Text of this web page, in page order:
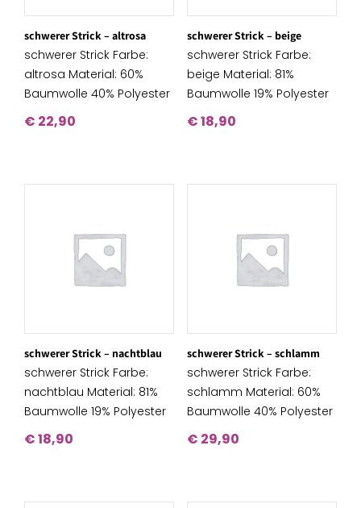
schwerer Strick – altrosa
schwerer Strick Farbe:
altrosa Material: 60%
Baumwolle 40% Polyester
€ 22,90
schwerer Strick – beige
schwerer Strick Farbe:
beige Material: 81%
Baumwolle 19% Polyester
€18,90
schwerer Strick – nachtblau
schwerer Strick Farbe:
nachtblau Material: 81%
Baumwolle 19% Polyester
€18,90
schwerer Strick – schlamm
schwerer Strick Farbe:
schlamm Material: 60%
Baumwolle 40% Polyester
€ 29,90